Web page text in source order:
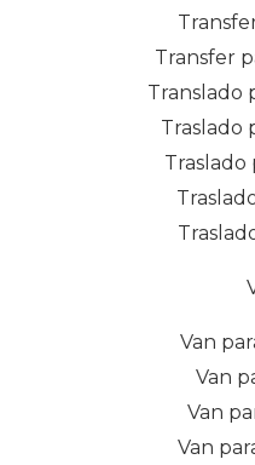
Transfer
Translado
Traslado
Traslado
Van
Van
Van
Van